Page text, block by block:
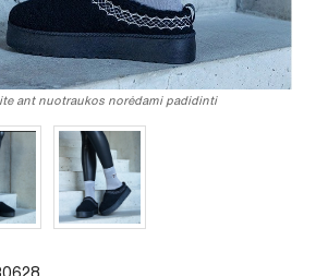
ant nuotraukos norėdami padidinti